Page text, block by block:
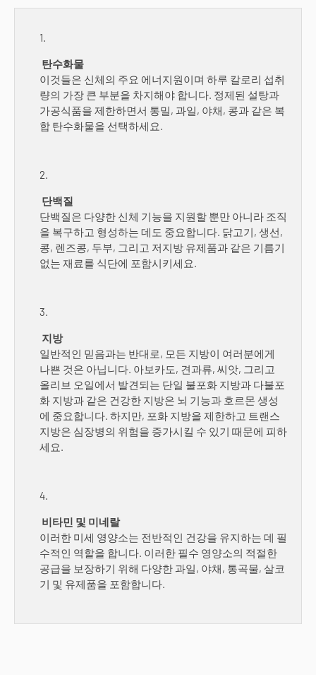
탄수화물
이것들은 신체의 주요 에너지원이며 하루 칼로리 섭취
량의 가장 큰 부분을 차지해야 합니다. 정제된 설탕과
가공식품을 제한하면서 통밀, 과일, 야채, 콩과 같은 복
합 탄수화물을 선택하세요.
단백질
단백질은 다양한 신체 기능을 지원할 뿐만 아니라 조직
을 복구하고 형성하는 데도 중요합니다. 닭고기, 생선,
콩, 렌즈콩, 두부, 그리고 저지방 유제품과 같은 기름기
없는 재료를 식단에 포함시키세요.
지방
일반적인 믿음과는 반대로, 모든 지방이 여러분에게
나쁜 것은 아닙니다. 아보카도, 견과류, 씨앗, 그리고
올리브 오일에서 발견되는 단일 불포화 지방과 다불포
화 지방과 같은 건강한 지방은 뇌 기능과 호르몬 생성
에 중요합니다. 하지만, 포화 지방을 제한하고 트랜스
지방은 심장병의 위험을 증가시킬 수 있기 때문에 피하
세요.
비타민 및 미네랄
이러한 미세 영양소는 전반적인 건강을 유지하는 데 필
수적인 역할을 합니다. 이러한 필수 영양소의 적절한
공급을 보장하기 위해 다양한 과일, 야채, 통곡물, 살코
기 및 유제품을 포함합니다.